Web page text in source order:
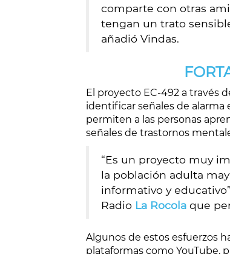
comparte con otras
tengan un trato
añadió Vindas.
El proyecto EC-492 a través
identificar señales de
permiten a las personas
señales de trastornos
“Es un proyecto muy
la población adulta
informativo y
Radio La Rocola que
Algunos de estos esfuerzos
plataformas como YouTube,